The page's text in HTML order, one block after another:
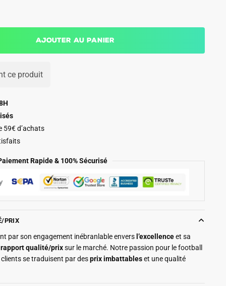
Ajouter au panier
ce produit
59€ d’achats
Rapide & 100% Sécurisé
PRIX
par son engagement inébranlable envers l’excellenceet sa
rapport qualité/prixsur le marché. Notre passion pour le football
se traduisent par desprix imbattableset une qualité